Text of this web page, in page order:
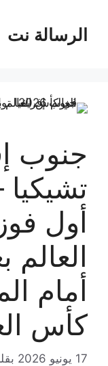
المحتوىالرسالة نت
جنوب
أول
العالم
أمام
كأس
17 يونيو 2026